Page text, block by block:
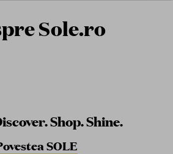
Sole.ro
Shop. Shine.
SOLE